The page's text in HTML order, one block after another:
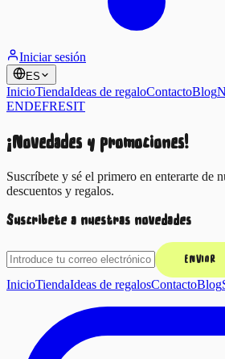
Iniciar sesión
ES
InicioTiendaIdeas de regaloContactoBlog
ENDEFRESIT
¡Novedades y promociones!
Suscríbete y sé el primero en enterarte de
descuentos y regalos.
Suscríbete a nuestras novedades
ENVIAR
InicioTiendaIdeas de regalosContactoBlog